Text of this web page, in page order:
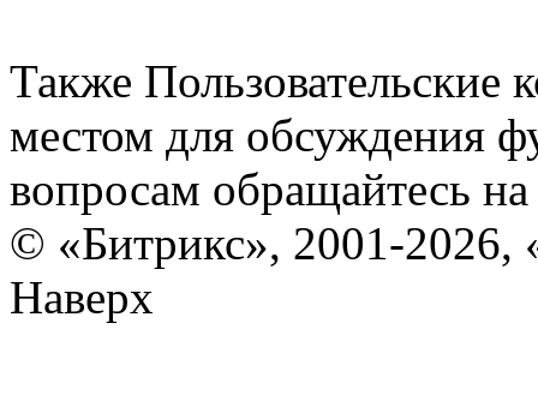
Также Пользовательские
местом для обсуждения
вопросам обращайтесь
© «Битрикс», 2001-2026,
Наверх